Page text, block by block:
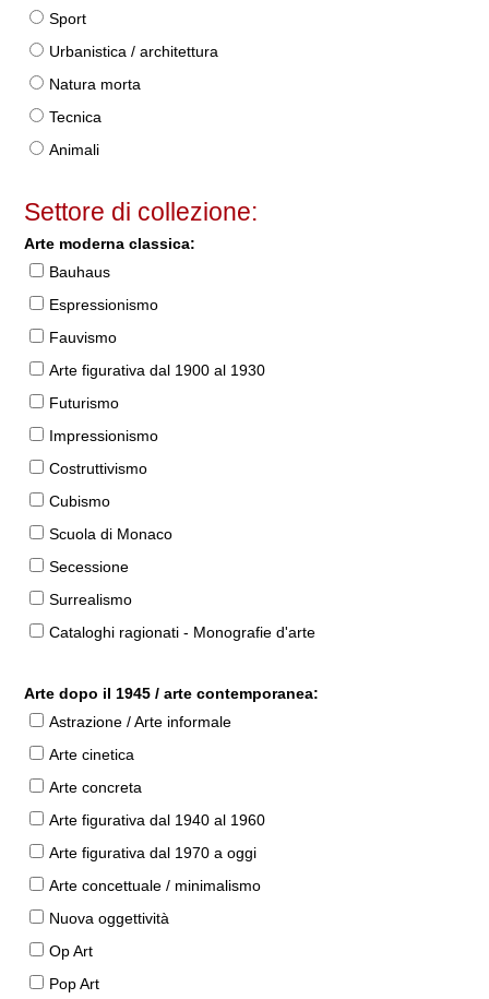
Sport
Urbanistica / architettura
Natura morta
Tecnica
Animali
Settore di collezione:
Arte moderna classica:
Bauhaus
Espressionismo
Fauvismo
Arte figurativa dal 1900 al 1930
Futurismo
Impressionismo
Costruttivismo
Cubismo
Scuola di Monaco
Secessione
Surrealismo
Cataloghi ragionati - Monografie d'arte
Arte dopo il 1945 / arte contemporanea:
Astrazione / Arte informale
Arte cinetica
Arte concreta
Arte figurativa dal 1940 al 1960
Arte figurativa dal 1970 a oggi
Arte concettuale / minimalismo
Nuova oggettività
Op Art
Pop Art